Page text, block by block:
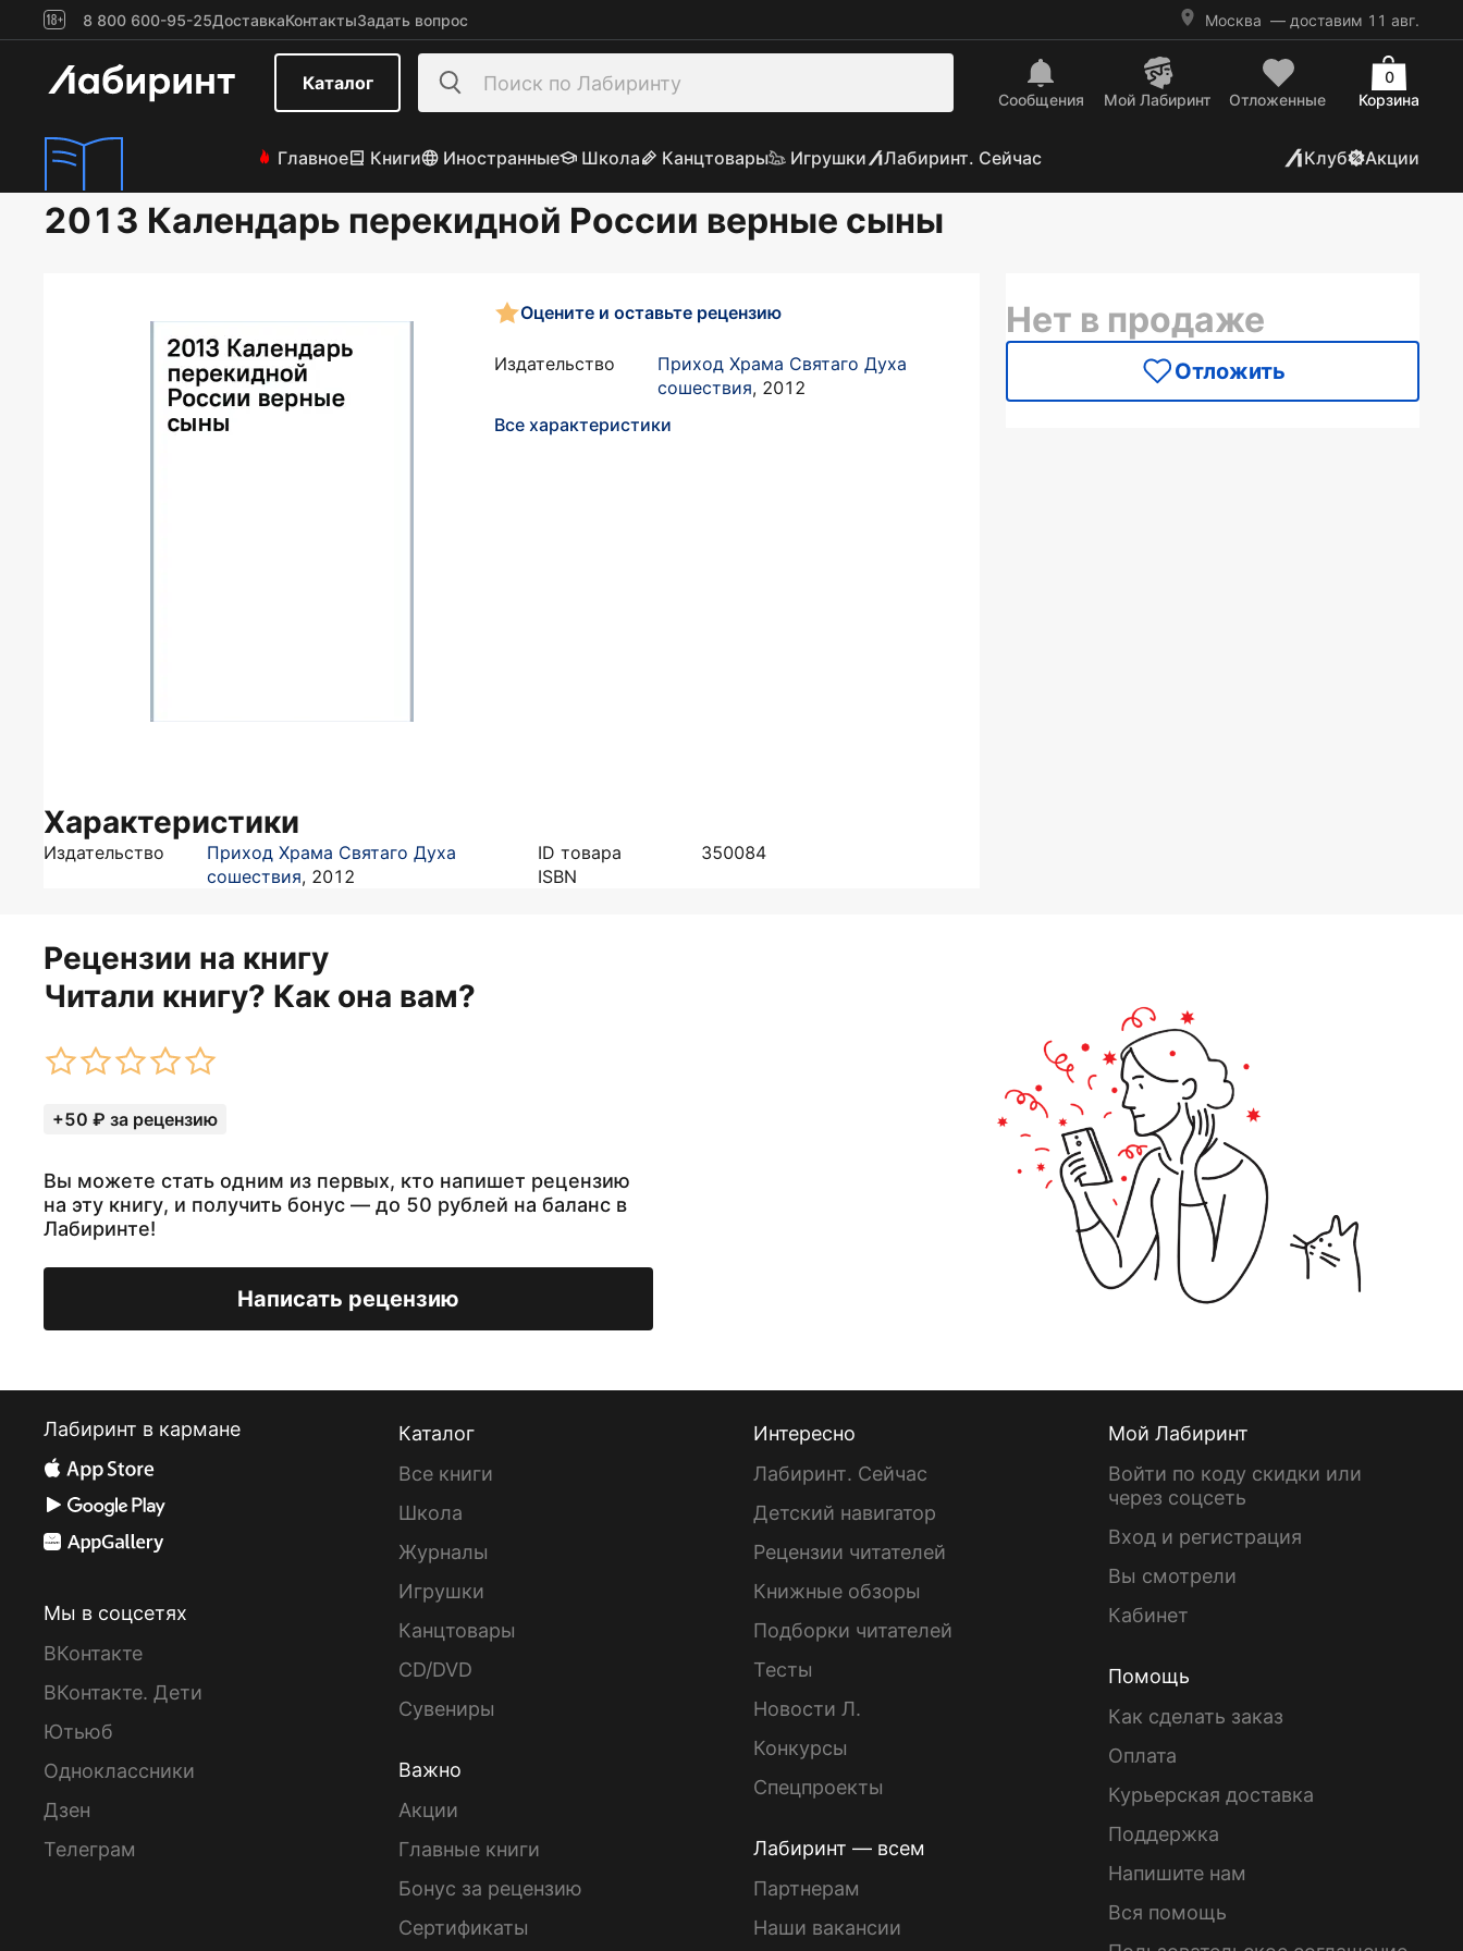
8 800 600-95-25ДоставкаКонтактыЗадать вопрос Москва — доставим 11 авг.
Каталог
Сообщения Mой Лабиринт Отложенные Корзина
0
Главное Книги Иностранные Школа Канцтовары Игрушки Лабиринт. Сейчас Клуб Акции
2013 Календарь перекидной России верные сыны
Оцените и оставьте рецензию
Издательство
Приход Храма Святаго Духа
сошествия, 2012
Все характеристики
Характеристики
Издательство
Приход Храма Святаго Духа
сошествия, 2012
ID товара
350084
ISBN
Нет в продаже
Отложить
Рецензии на книгу
Читали книгу? Как она вам?
+50 ₽ за рецензию
Вы можете стать одним из первых, кто напишет рецензию
на эту книгу, и получить бонус — до 50 рублей на баланс в
Лабиринте!
Написать рецензию
Лабиринт в кармане
Мы в соцсетях
ВКонтакте
ВКонтакте. Дети
Ютьюб
Одноклассники
Дзен
Телеграм
Каталог
Все книги
Школа
Журналы
Игрушки
Канцтовары
CD/DVD
Сувениры
Важно
Акции
Главные книги
Бонус за рецензию
Сертификаты
Интересно
Лабиринт. Сейчас
Детский навигатор
Рецензии читателей
Книжные обзоры
Подборки читателей
Тесты
Новости Л.
Конкурсы
Спецпроекты
Лабиринт — всем
Партнерам
Наши вакансии
Мой Лабиринт
Войти по коду скидки или
через соцсеть
Вход и регистрация
Вы смотрели
Кабинет
Помощь
Как сделать заказ
Оплата
Курьерская доставка
Поддержка
Напишите нам
Вся помощь